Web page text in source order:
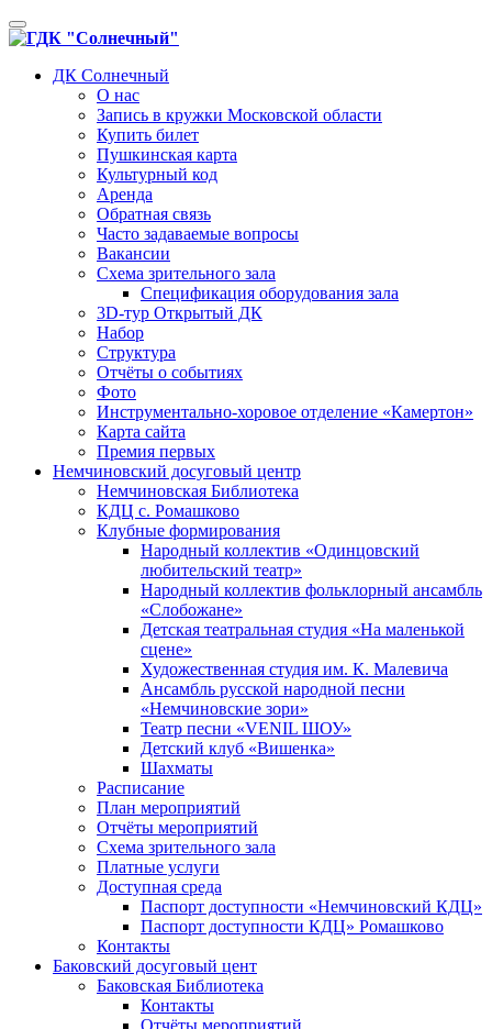
Toggle
navigation
ДК Солнечный
О нас
Запись в кружки Московской области
Купить билет
Пушкинская карта
Культурный код
Аренда
Обратная связь
Часто задаваемые вопросы
Вакансии
Схема зрительного зала
Спецификация оборудования зала
3D-тур Открытый ДК
Набор
Структура
Отчёты о событиях
Фото
Инструментально-хоровое отделение «Камертон»
Карта сайта
Премия первых
Немчиновский досуговый центр
Немчиновская Библиотека
КДЦ с. Ромашково
Клубные формирования
Народный коллектив «Одинцовский
любительский театр»
Народный коллектив фольклорный ансамбль
«Слобожане»
Детская театральная студия «На маленькой
сцене»
Художественная студия им. К. Малевича
Ансамбль русской народной песни
«Немчиновские зори»
Театр песни «VENIL ШОУ»
Детский клуб «Вишенка»
Шахматы
Расписание
План мероприятий
Отчёты мероприятий
Схема зрительного зала
Платные услуги
Доступная среда
Паспорт доступности «Немчиновский КДЦ»
Паспорт доступности КДЦ» Ромашково
Контакты
Баковский досуговый цент
Баковская Библиотека
Контакты
Отчёты мероприятий